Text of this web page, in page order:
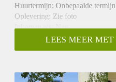
Huurtermijn: Onbepaalde termijn
Oplevering: Zie foto
Inkomen eis: Nee
Garantiestelling mogelijk: Nee
Borg: 1 Maand
Huisdieren toegestaan:
LEES MEER